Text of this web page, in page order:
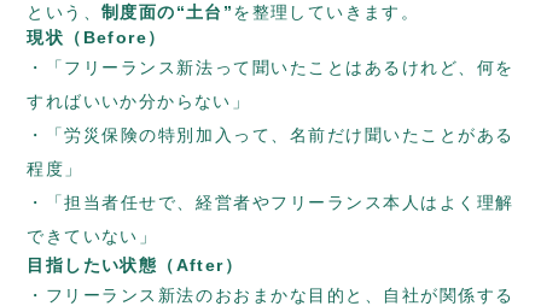
という、 制度面の“土台”を整理していきます。
現状（Before）
「フリーランス新法って聞いたことはあるけれど、何を
すればいいか分からない」
「労災保険の特別加入って、名前だけ聞いたことがある
程度」
「担当者任せで、経営者やフリーランス本人はよく理解
できていない」
目指したい状態（After）
フリーランス新法のおおまかな目的と、自社が関係する